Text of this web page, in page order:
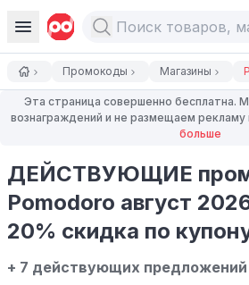
Промокоды Магазины
Эта страница совершенно бесплатна.
вознаграждений и не размещаем рекламу
больше
ДЕЙСТВУЮЩИЕ
Pomodoro август
20% скидка по
+ 7 действующих предложений